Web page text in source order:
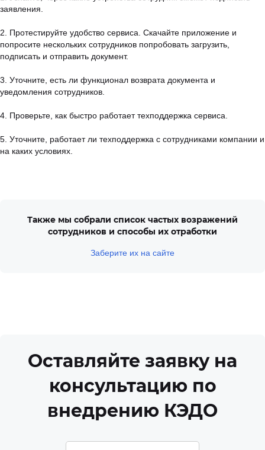
заявления.
2. Протестируйте удобство сервиса. Скачайте приложение и
попросите нескольких сотрудников попробовать загрузить,
подписать и отправить документ.
3. Уточните, есть ли функционал возврата документа и
уведомления сотрудников.
4. Проверьте, как быстро работает техподдержка сервиса.
5. Уточните, работает ли техподдержка с сотрудниками компании и
на каких условиях.
Также мы собрали список частых возражений
сотрудников и способы их отработки
Заберите их на сайте
Оставляйте заявку на
консультацию по
внедрению КЭДО